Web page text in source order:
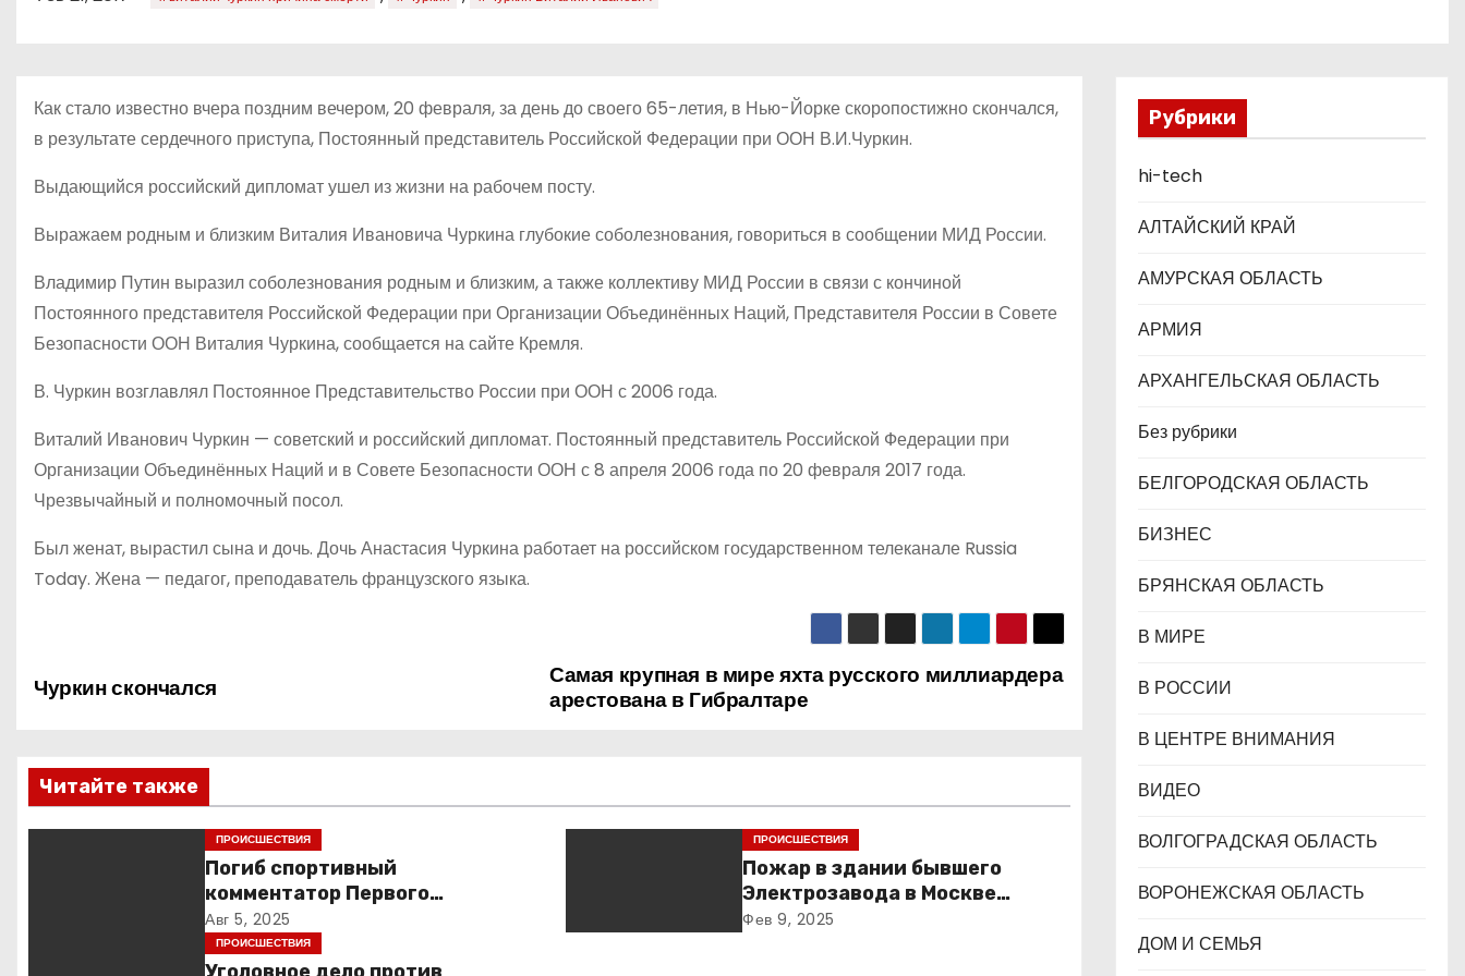
Как стало известно вчера поздним вечером, 20 февраля, за день до своего 65-летия, в Нью-Йорке скоропостижно скончался,
в результате сердечного приступа, Постоянный представитель Российской Федерации при ООН В.И.Чуркин.
Выдающийся российский дипломат ушел из жизни на рабочем посту.
Выражаем родным и близким Виталия Ивановича Чуркина глубокие соболезнования, говориться в сообщении МИД России.
Владимир Путин выразил соболезнования родным и близким, а также коллективу МИД России в связи с кончиной
Постоянного представителя Российской Федерации при Организации Объединённых Наций, Представителя России в Совете
Безопасности ООН Виталия Чуркина, сообщается на сайте Кремля.
В. Чуркин возглавлял Постоянное Представительство России при ООН с 2006 года.
Виталий Иванович Чуркин — советский и российский дипломат. Постоянный представитель Российской Федерации при
Организации Объединённых Наций и в Совете Безопасности ООН с 8 апреля 2006 года по 20 февраля 2017 года.
Чрезвычайный и полномочный посол.
Был женат, вырастил сына и дочь. Дочь Анастасия Чуркина работает на российском государственном телеканале Russia
Today. Жена — педагог, преподаватель французского языка.
Н
в
и
Самая крупная в мире яхта русского миллиардера
арестована в Гибралтаре
Чуркин скончался
Читайте также
ПРОИСШЕСТВИЯ
Погиб спортивный
комментатор Первого
Александр Гришин
Авг 5, 2025
ПРОИСШЕСТВИЯ
Пожар в здании бывшего
Электрозавода в Москве
успешно ликвидирован
Фев 9, 2025
ПРОИСШЕСТВИЯ
Рубрики
hi-tech
АЛТАЙСКИЙ КРАЙ
АМУРСКАЯ ОБЛАСТЬ
АРМИЯ
АРХАНГЕЛЬСКАЯ ОБЛАСТЬ
Без рубрики
БЕЛГОРОДСКАЯ ОБЛАСТЬ
БИЗНЕС
БРЯНСКАЯ ОБЛАСТЬ
В МИРЕ
В РОССИИ
В ЦЕНТРЕ ВНИМАНИЯ
ВИДЕО
ВОЛГОГРАДСКАЯ ОБЛАСТЬ
ВОРОНЕЖСКАЯ ОБЛАСТЬ
ДОМ И СЕМЬЯ